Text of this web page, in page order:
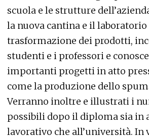
scuola e le strutture
la nuova cantina e il
trasformazione dei prodotti,
studenti e i professori e
importanti progetti in atto
come la produzione dello
Verranno inoltre e illustrati i
possibili dopo il diploma sia in
lavorativo che all’università. In